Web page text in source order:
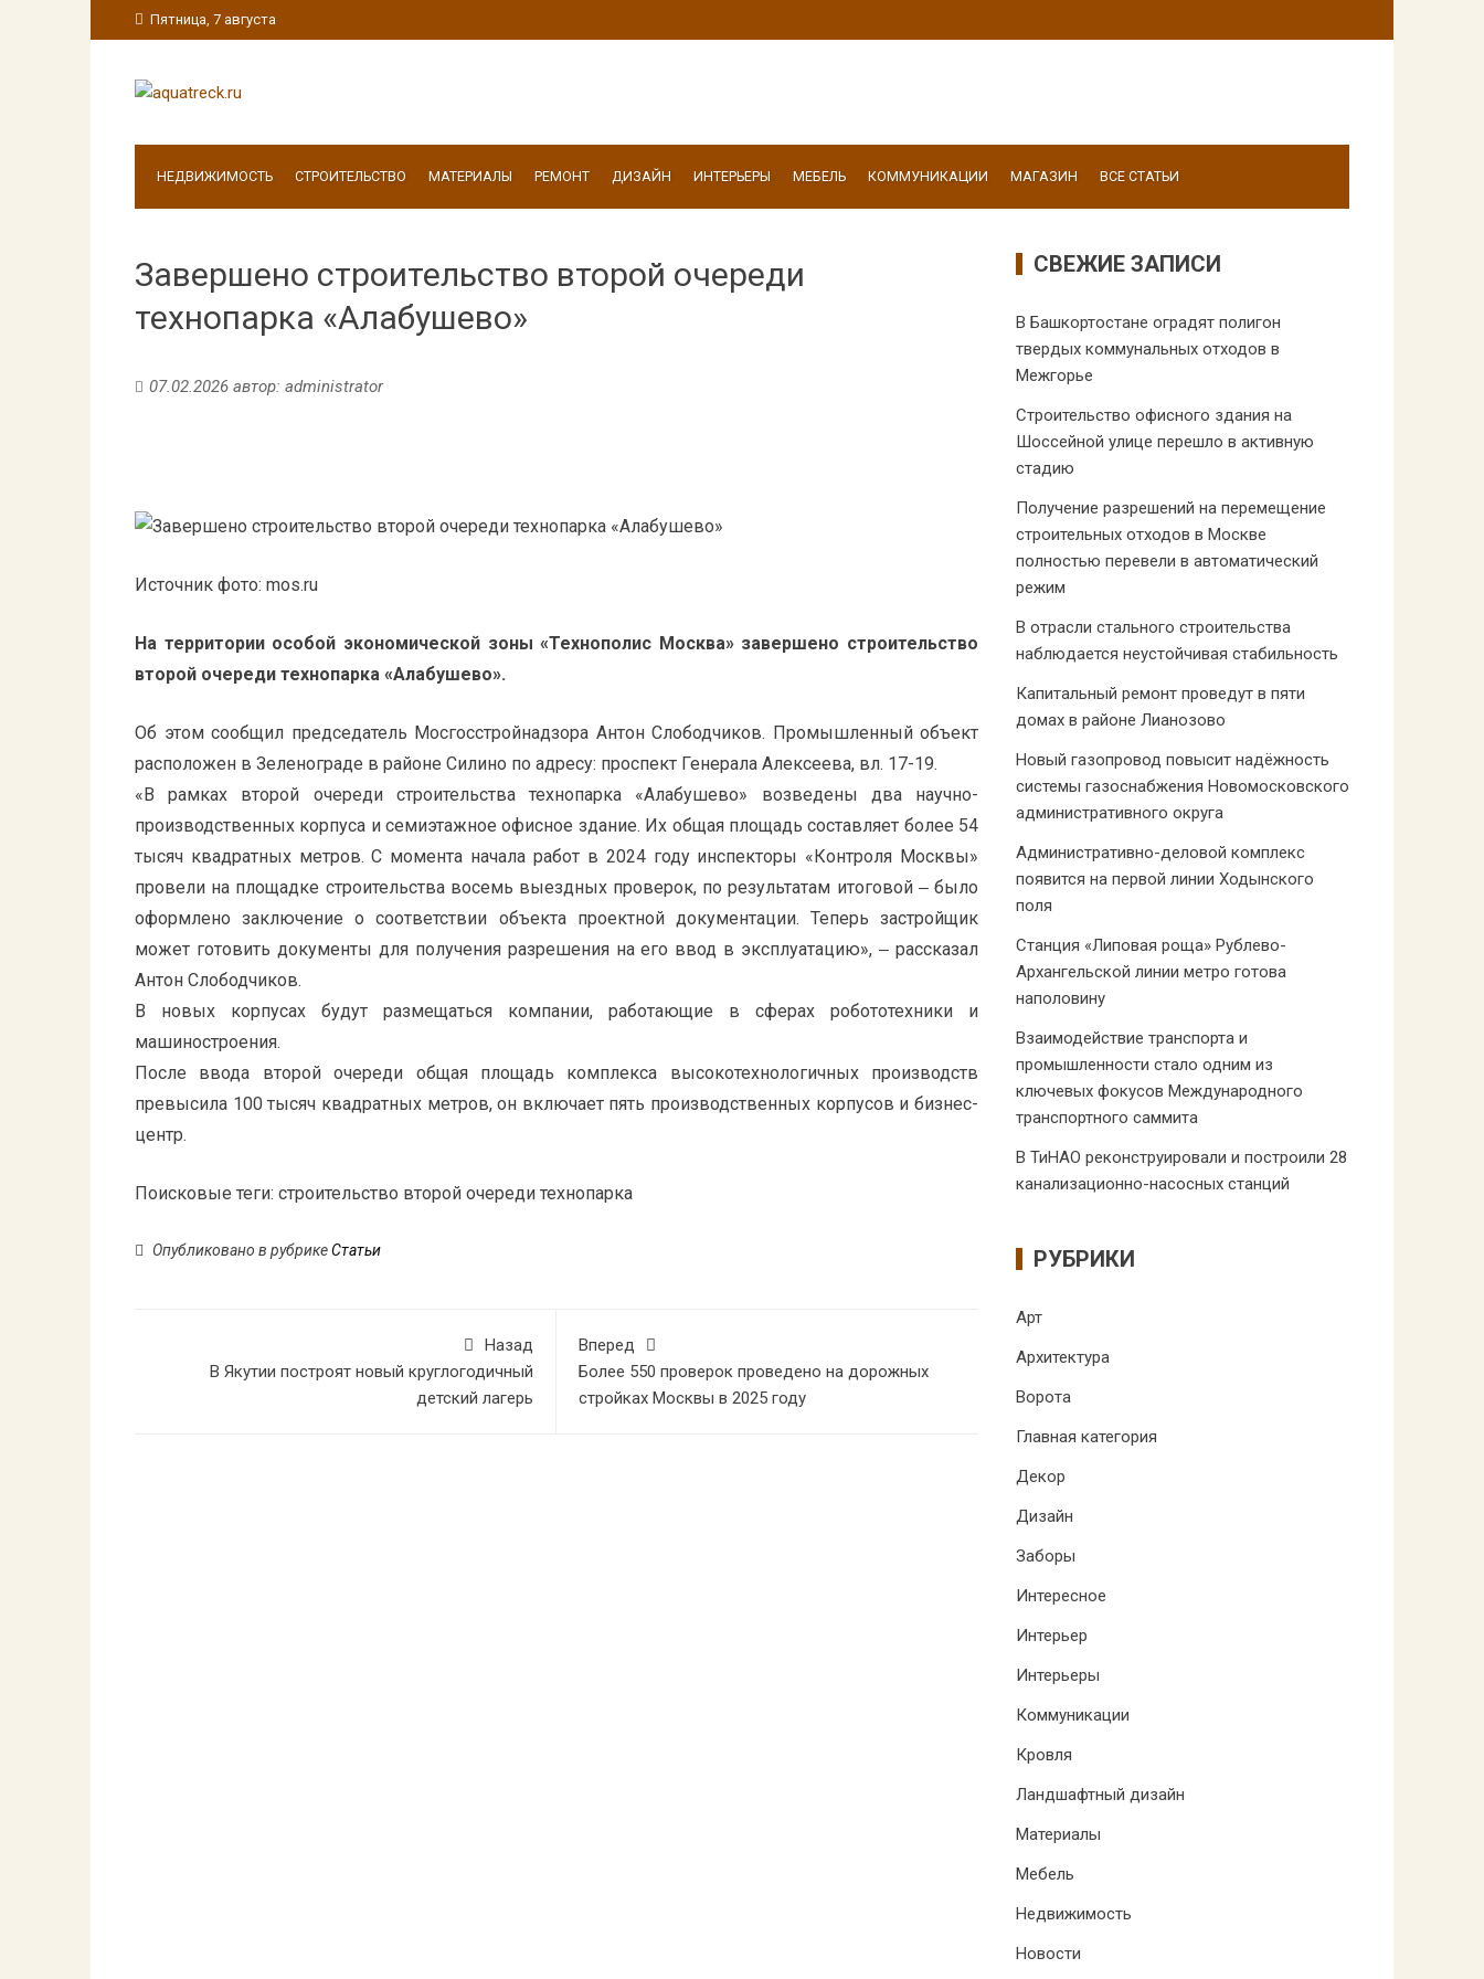
Пятница, 7 августа
НЕДВИЖИМОСТЬ СТРОИТЕЛЬСТВО МАТЕРИАЛЫ РЕМОНТ ДИЗАЙН ИНТЕРЬЕРЫ МЕБЕЛЬ КОММУНИКАЦИИ МАГАЗИН ВСЕ СТАТЬИ
Завершено строительство второй очереди
технопарка «Алабушево»
07.02.2026 автор: administrator
Источник фото: mos.ru
На территории особой экономической зоны «Технополис Москва» завершено строительство
второй очереди технопарка «Алабушево».
Об этом сообщил председатель Мосгосстройнадзора Антон Слободчиков. Промышленный объект
расположен в Зеленограде в районе Силино по адресу: проспект Генерала Алексеева, вл. 17-19.
«В рамках второй очереди строительства технопарка «Алабушево» возведены два научно-
производственных корпуса и семиэтажное офисное здание. Их общая площадь составляет более 54
тысяч квадратных метров. С момента начала работ в 2024 году инспекторы «Контроля Москвы»
провели на площадке строительства восемь выездных проверок, по результатам итоговой ‒ было
оформлено заключение о соответствии объекта проектной документации. Теперь застройщик
может готовить документы для получения разрешения на его ввод в эксплуатацию», ‒ рассказал
Антон Слободчиков.
В новых корпусах будут размещаться компании, работающие в сферах робототехники и
машиностроения.
После ввода второй очереди общая площадь комплекса высокотехнологичных производств
превысила 100 тысяч квадратных метров, он включает пять производственных корпусов и бизнес-
центр.
Поисковые теги: строительство второй очереди технопарка
Опубликовано в рубрикеСтатьи
Назад
В Якутии построят новый круглогодичный
детский лагерь
Вперед
Более 550 проверок проведено на дорожных
стройках Москвы в 2025 году
СВЕЖИЕ ЗАПИСИ
В Башкортостане оградят полигон
твердых коммунальных отходов в
Межгорье
Строительство офисного здания на
Шоссейной улице перешло в активную
стадию
Получение разрешений на перемещение
строительных отходов в Москве
полностью перевели в автоматический
режим
В отрасли стального строительства
наблюдается неустойчивая стабильность
Капитальный ремонт проведут в пяти
домах в районе Лианозово
Новый газопровод повысит надёжность
системы газоснабжения Новомосковского
административного округа
Административно-деловой комплекс
появится на первой линии Ходынского
поля
Станция «Липовая роща» Рублево-
Архангельской линии метро готова
наполовину
Взаимодействие транспорта и
промышленности стало одним из
ключевых фокусов Международного
транспортного саммита
В ТиНАО реконструировали и построили 28
канализационно-насосных станций
РУБРИКИ
Арт
Архитектура
Ворота
Главная категория
Декор
Дизайн
Заборы
Интересное
Интерьер
Интерьеры
Коммуникации
Кровля
Ландшафтный дизайн
Материалы
Мебель
Недвижимость
Новости